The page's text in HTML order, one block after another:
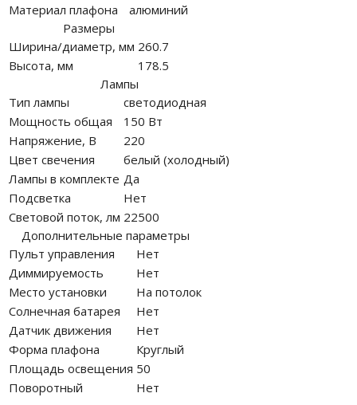
Материал плафона
алюминий
Размеры
Ширина/диаметр, мм 260.7
Высота, мм
178.5
Лампы
Тип лампы
светодиодная
Мощность общая
150 Вт
Напряжение, В
220
Цвет свечения
белый (холодный)
Лампы в комплекте Да
Подсветка
Нет
Световой поток, лм 22500
Дополнительные параметры
Пульт управления
Нет
Диммируемость
Нет
Место установки
На потолок
Солнечная батарея
Нет
Датчик движения
Нет
Форма плафона
Круглый
Площадь освещения 50
Поворотный
Нет